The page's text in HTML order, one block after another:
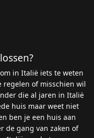
in Italië iets te weten
regelen of misschien wil
die al jaren in Italië
huis maar weet niet
ben je een huis aan
de gang van zaken of